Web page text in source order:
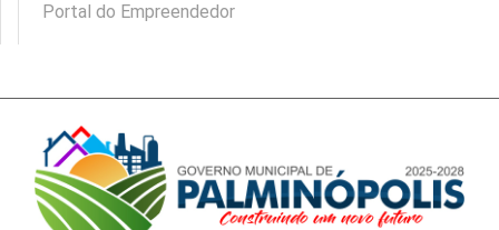
Portal do Empreendedor